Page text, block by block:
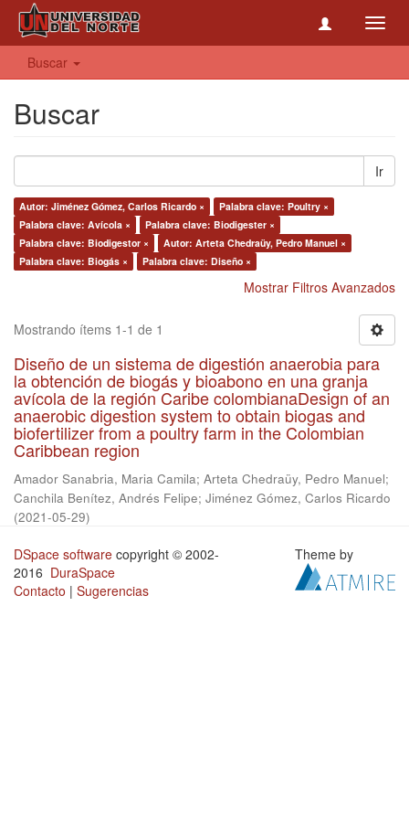
Buscar
Buscar
Ir
Autor: Jiménez Gómez, Carlos Ricardo ×
Palabra clave: Poultry ×
Palabra clave: Avícola ×
Palabra clave: Biodigester ×
Palabra clave: Biodigestor ×
Autor: Arteta Chedraüy, Pedro Manuel ×
Palabra clave: Biogás ×
Palabra clave: Diseño ×
Mostrar Filtros Avanzados
Mostrando ítems 1-1 de 1
Diseño de un sistema de digestión anaerobia para
la obtención de biogás y bioabono en una granja
avícola de la región Caribe colombianaDesign of an
anaerobic digestion system to obtain biogas and
biofertilizer from a poultry farm in the Colombian
Caribbean region
Amador Sanabria, Maria Camila; Arteta Chedraüy, Pedro Manuel;
Canchila Benítez, Andrés Felipe; Jiménez Gómez, Carlos Ricardo
(2021-05-29)
DSpace software copyright © 2002-
2016 DuraSpace
Contacto | Sugerencias
Theme by